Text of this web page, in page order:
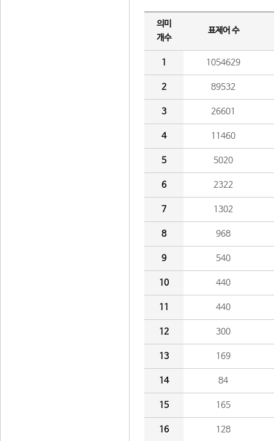
의미
개수
표제어 수
1 1054629
2 89532
3 26601
4 11460
5 5020
6 2322
7 1302
8 968
9 540
10 440
11 440
12 300
13 169
14 84
15 165
16 128